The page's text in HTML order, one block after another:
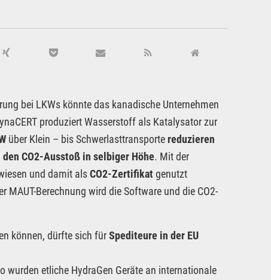
bei LKWs könnte das kanadische Unternehmen
produziert Wasserstoff als Katalysator zur
über Klein – bis Schwerlasttransporte reduzieren
CO2-Ausstoß in selbiger Höhe. Mit der
und damit alsCO2-Zertifikatgenutzt
Berechnung wird die Software und die CO2-
können, dürfte sich fürSpediteure in der EU
wurden etliche HydraGen Geräte an internationale